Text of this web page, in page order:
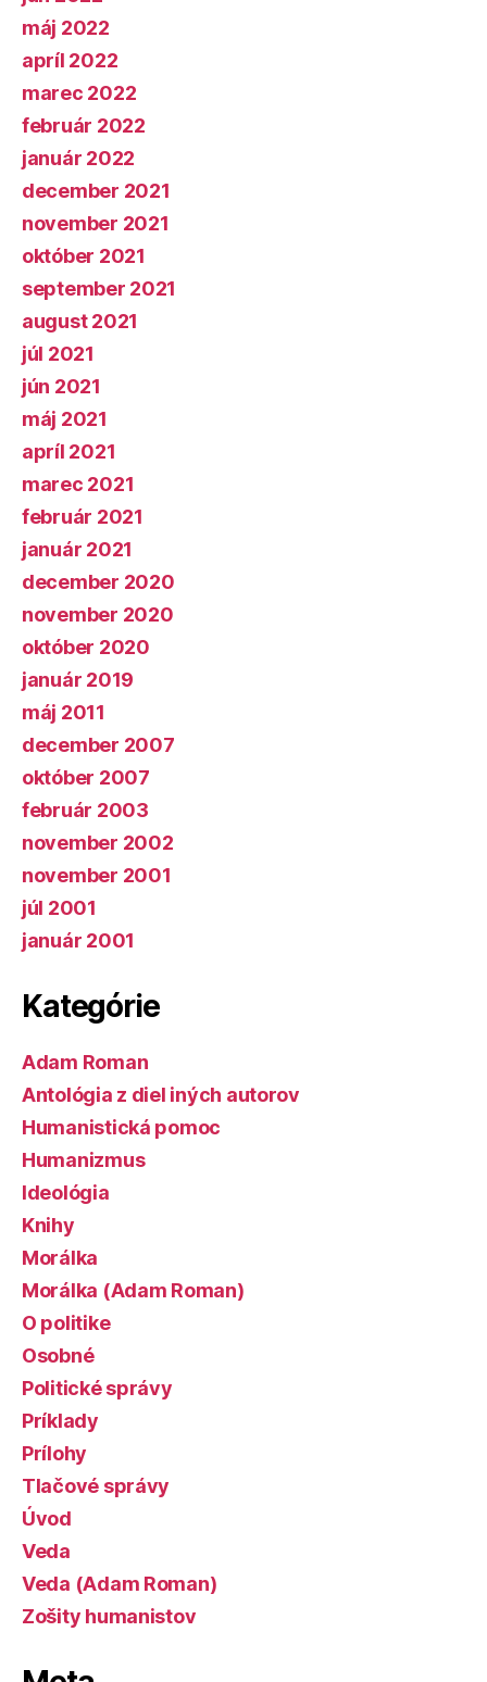
máj 2022
apríl 2022
marec 2022
február 2022
január 2022
december 2021
november 2021
október 2021
september 2021
august 2021
júl 2021
jún 2021
máj 2021
apríl 2021
marec 2021
február 2021
január 2021
december 2020
november 2020
október 2020
január 2019
máj 2011
december 2007
október 2007
február 2003
november 2002
november 2001
júl 2001
január 2001
Kategórie
Adam Roman
Antológia z diel iných autorov
Humanistická pomoc
Humanizmus
Ideológia
Knihy
Morálka
Morálka (Adam Roman)
O politike
Osobné
Politické správy
Príklady
Prílohy
Tlačové správy
Úvod
Veda
Veda (Adam Roman)
Zošity humanistov